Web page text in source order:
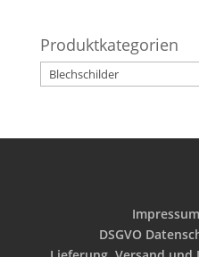
Produktkategorien
Impressum
DSGVO